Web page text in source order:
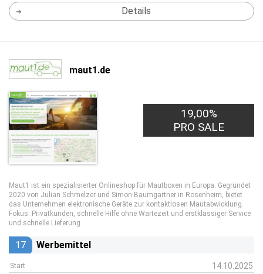
Details
maut1.de
19,00%
PRO SALE
Maut1 ist ein spezialisierter Onlineshop für Mautboxen in Europa. Gegründet
2020 von Julian Schmelzer und Simon Baumgartner in Rosenheim, bietet
das Unternehmen elektronische Geräte zur kontaktlosen Mautabwicklung.
Fokus: Privatkunden, schnelle Hilfe ohne Wartezeit und erstklassiger Service
und schnelle Lieferung.
17 Werbemittel
Start 14.10.2025